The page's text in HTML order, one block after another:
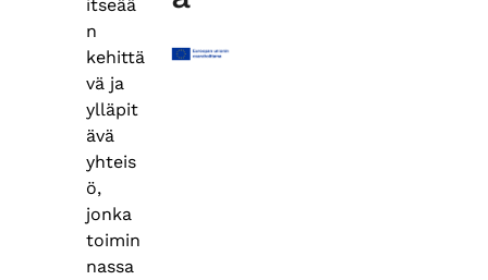
itseää
n
kehittä
vä ja
ylläpit
ävä
yhteis
ö,
jonka
toimin
nassa